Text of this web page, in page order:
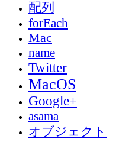
配列
forEach
Mac
name
Twitter
MacOS
Google+
asama
オブジェクト